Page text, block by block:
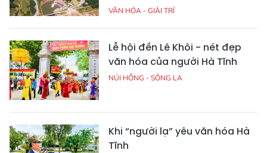
VĂN HÓA - GIẢI TRÍ
Lễ hội đền Lê Khôi - nét đẹp
văn hóa của người Hà Tĩnh
NÚI HỒNG - SÔNG LA
Khi “người lạ” yêu văn hóa Hà
Tĩnh